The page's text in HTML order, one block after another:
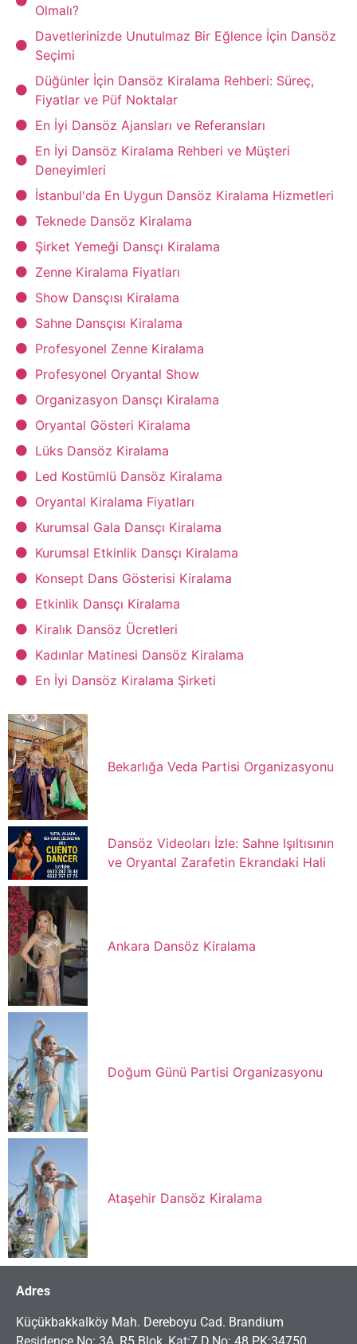
Olmalı?
Davetlerinizde Unutulmaz Bir Eğlence İçin Dansöz
Seçimi
Düğünler İçin Dansöz Kiralama Rehberi: Süreç,
Fiyatlar ve Püf Noktalar
En İyi Dansöz Ajansları ve Referansları
En İyi Dansöz Kiralama Rehberi ve Müşteri
Deneyimleri
İstanbul'da En Uygun Dansöz Kiralama Hizmetleri
Teknede Dansöz Kiralama
Şirket Yemeği Dansçı Kiralama
Zenne Kiralama Fiyatları
Show Dansçısı Kiralama
Sahne Dansçısı Kiralama
Profesyonel Zenne Kiralama
Profesyonel Oryantal Show
Organizasyon Dansçı Kiralama
Oryantal Gösteri Kiralama
Lüks Dansöz Kiralama
Led Kostümlü Dansöz Kiralama
Oryantal Kiralama Fiyatları
Kurumsal Gala Dansçı Kiralama
Kurumsal Etkinlik Dansçı Kiralama
Konsept Dans Gösterisi Kiralama
Etkinlik Dansçı Kiralama
Kiralık Dansöz Ücretleri
Kadınlar Matinesi Dansöz Kiralama
En İyi Dansöz Kiralama Şirketi
Bekarlığa Veda Partisi Organizasyonu
Dansöz Videoları İzle: Sahne Işıltısının
ve Oryantal Zarafetin Ekrandaki Hali
Ankara Dansöz Kiralama
Doğum Günü Partisi Organizasyonu
Ataşehir Dansöz Kiralama
Adres
Küçükbakkalköy Mah. Dereboyu Cad. Brandium
Residence No: 3A, R5 Blok, Kat:7 D.No: 48 PK:34750